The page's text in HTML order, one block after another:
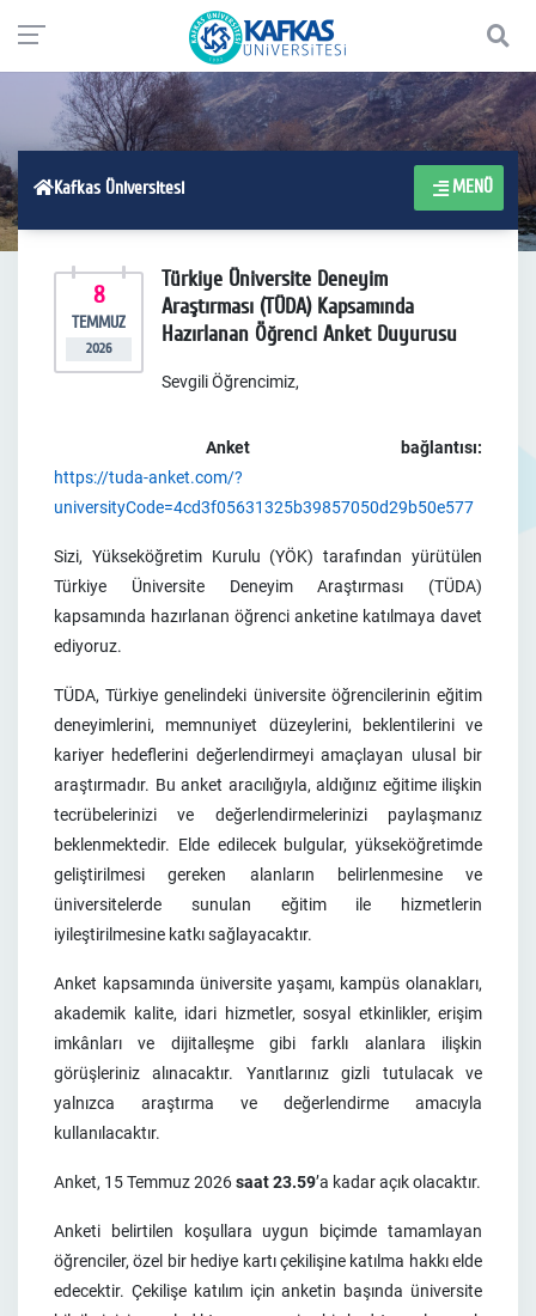
Kafkas Üniversitesi MENÜ
8
TEMMUZ
2026
Türkiye Üniversite Deneyim
Araştırması (TÜDA) Kapsamında
Hazırlanan Öğrenci Anket Duyurusu
Sevgili Öğrencimiz,
Anket bağlantısı:
https://tuda-anket.com/?
universityCode=4cd3f05631325b39857050d29b50e577
Sizi, Yükseköğretim Kurulu (YÖK) tarafından yürütülen
Türkiye Üniversite Deneyim Araştırması (TÜDA)
kapsamında hazırlanan öğrenci anketine katılmaya davet
ediyoruz.
TÜDA, Türkiye genelindeki üniversite öğrencilerinin eğitim
deneyimlerini, memnuniyet düzeylerini, beklentilerini ve
kariyer hedeflerini değerlendirmeyi amaçlayan ulusal bir
araştırmadır. Bu anket aracılığıyla, aldığınız eğitime ilişkin
tecrübelerinizi ve değerlendirmelerinizi paylaşmanız
beklenmektedir. Elde edilecek bulgular, yükseköğretimde
geliştirilmesi gereken alanların belirlenmesine ve
üniversitelerde sunulan eğitim ile hizmetlerin
iyileştirilmesine katkı sağlayacaktır.
Anket kapsamında üniversite yaşamı, kampüs olanakları,
akademik kalite, idari hizmetler, sosyal etkinlikler, erişim
imkânları ve dijitalleşme gibi farklı alanlara ilişkin
görüşleriniz alınacaktır. Yanıtlarınız gizli tutulacak ve
yalnızca araştırma ve değerlendirme amacıyla
kullanılacaktır.
Anket, 15 Temmuz 2026saat 23.59’a kadar açık olacaktır.
Anketi belirtilen koşullara uygun biçimde tamamlayan
öğrenciler, özel bir hediye kartı çekilişine katılma hakkı elde
edecektir. Çekilişe katılım için anketin başında üniversite